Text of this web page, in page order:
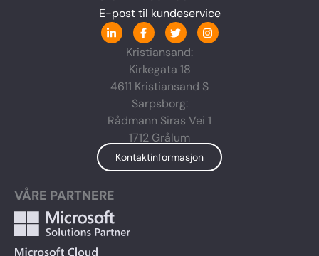
E-post til kundeservice
L
i
n
d
i
i
F
a
c
e
b
o
o
k
-
f
T
w
i
t
t
r
I
n
s
g
r
Kristiansand:
Kirkegata 18
4611 Kristiansand S
Sarpsborg:
Rådmann Siras Vei 1
1712 Grålum
Kontaktinformasjon
VÅRE PARTNERE